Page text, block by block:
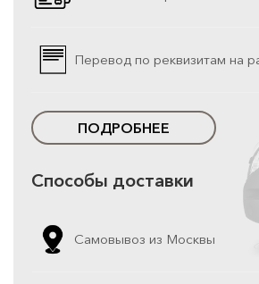
Перевод по реквизитам на
ПОДРОБНЕЕ
Способы доставки
Самовывоз из Москвы